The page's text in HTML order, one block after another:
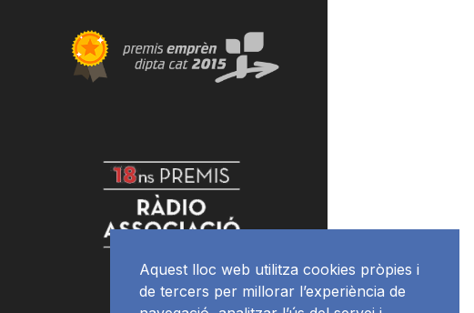
Aquest lloc web utilitza cookies pròpies i
de tercers per millorar l’experiència de